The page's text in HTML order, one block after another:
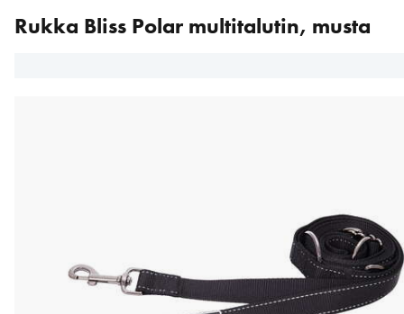
Eläinlääkäriruoat
Tuotemerkit
Rukka Bliss Polar multitalutin, musta